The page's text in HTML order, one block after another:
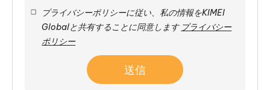
プライバシーポリシーに従い、私の情報をKIMEI
Globalと共有することに同意します プライバシー
ポリシー
送信